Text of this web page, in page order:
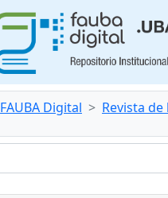
FAUBA Digital Revista